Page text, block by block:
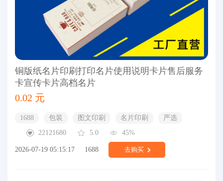
铜版纸名片印刷打印名片使用说明卡片售后服务
卡宣传卡片高档名片
0.02 元
1688 包装 图文印刷 名片印刷
严选
22121680
5.0 45%
2026-07-19 05:15:17 1688 去购买